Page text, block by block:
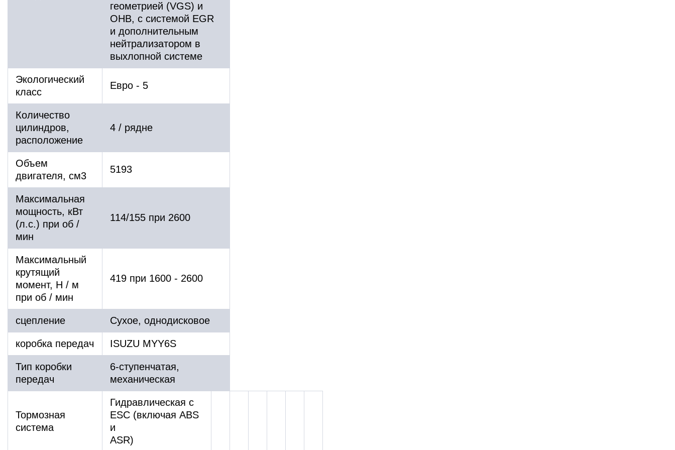
геометрией (VGS) и
OHB, с системой EGR
и дополнительным
нейтрализатором в
выхлопной системе
Экологический
класс
Евро - 5
Количество
цилиндров,
расположение
4 / рядне
Объем
двигателя, см3
5193
Максимальная
мощность, кВт
(л.с.) при об /
мин
114/155 при 2600
Максимальный
крутящий
момент, H / м
при об / мин
419 при 1600 - 2600
сцепление Сухое, однодисковое
коробка передач ISUZU MYY6S
Тип коробки
передач
6-ступенчатая,
механическая
Тормозная
система
Гидравлическая с
ESC (включая ABS
и
ASR)